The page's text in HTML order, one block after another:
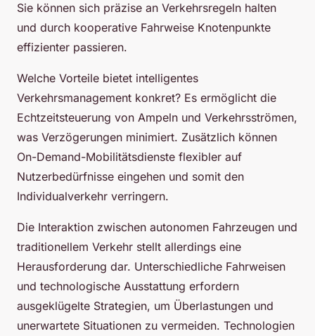
Sie können sich präzise an Verkehrsregeln halten
und durch kooperative Fahrweise Knotenpunkte
effizienter passieren.
Welche Vorteile bietet intelligentes
Verkehrsmanagement konkret? Es ermöglicht die
Echtzeitsteuerung von Ampeln und Verkehrsströmen,
was Verzögerungen minimiert. Zusätzlich können
On-Demand-Mobilitätsdienste flexibler auf
Nutzerbedürfnisse eingehen und somit den
Individualverkehr verringern.
Die Interaktion zwischen autonomen Fahrzeugen und
traditionellem Verkehr stellt allerdings eine
Herausforderung dar. Unterschiedliche Fahrweisen
und technologische Ausstattung erfordern
ausgeklügelte Strategien, um Überlastungen und
unerwartete Situationen zu vermeiden. Technologien